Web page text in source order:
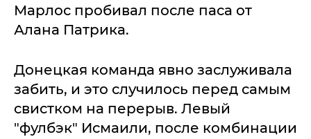
Марлос пробивал после паса от
Алана Патрика.
Донецкая команда явно заслуживала
забить, и это случилось перед самым
свистком на перерыв. Левый
"фулбэк" Исмаили, после комбинации